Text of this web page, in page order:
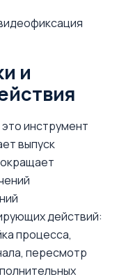
и
инструмент
выпуск
действий:
процесса,
пересмотр